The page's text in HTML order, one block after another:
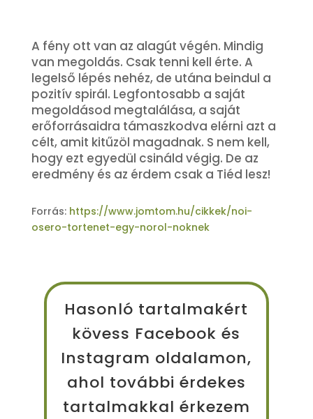
A fény ott van az alagút végén. Mindig
van megoldás. Csak tenni kell érte. A
legelső lépés nehéz, de utána beindul a
pozitív spirál. Legfontosabb a saját
megoldásod megtalálása, a saját
erőforrásaidra támaszkodva elérni azt a
célt, amit kitűzöl magadnak. S nem kell,
hogy ezt egyedül csináld végig. De az
eredmény és az érdem csak a Tiéd lesz!
Forrás: https://www.jomtom.hu/cikkek/noi-
osero-tortenet-egy-norol-noknek
Hasonló tartalmakért
kövess Facebook és
Instagram oldalamon,
ahol további érdekes
tartalmakkal érkezem